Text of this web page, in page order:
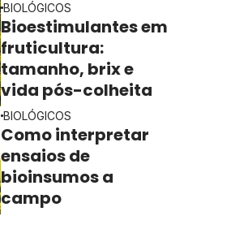
BIOLÓGICOS
Bioestimulantes em
fruticultura:
tamanho, brix e
vida pós-colheita
BIOLÓGICOS
Como interpretar
ensaios de
bioinsumos a
campo